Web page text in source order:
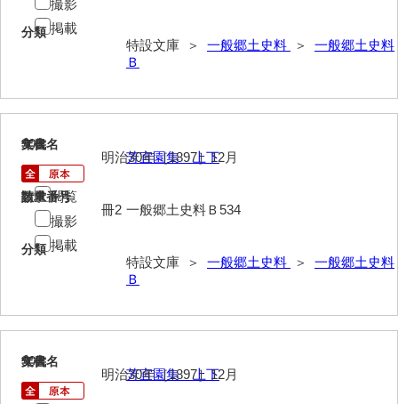
分類
特設文庫 ＞ 一般郷土史料 ＞ 一般郷土史料
Ｂ
撮影
掲載
906
文書名
芳宜園集 上下
請求番号
一般郷土史料Ｂ534
分類
特設文庫 ＞ 一般郷土史料 ＞ 一般郷土史料
Ｂ
年代
明治30年［1897］12月
数量
冊2
閲覧
撮影
掲載
907
文書名
芳宜園集 上下
年代
明治30年［1897］12月